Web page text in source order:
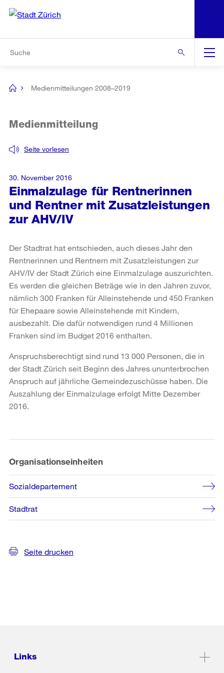
Navigation
[no
Medienmitteilungen 2008–2019
Einmalzulage für Rentnerinnen
und Rentner mit Zusatzleistungen
zur AHV/IV
Seite vorlesen
Medienmitteilung
30. November 2016
Der Stadtrat hat entschieden, auch dieses Jahr den
Rentnerinnen und Rentnern mit Zusatzleistungen zur
AHV/IV der Stadt Zürich eine Einmalzulage auszurichten.
Es werden die gleichen Beträge wie in den Jahren zuvor,
nämlich 300 Franken für Alleinstehende und 450 Franken
für Ehepaare sowie Alleinstehende mit Kindern,
ausbezahlt. Die dafür notwendigen rund 4 Millionen
Franken sind im Budget 2016 enthalten.
Anspruchsberechtigt sind rund 13 000 Personen, die in
der Stadt Zürich seit Beginn des Jahres ununterbrochen
Anspruch auf jährliche Gemeindezuschüsse haben. Die
Auszahlung der Einmalzulage erfolgt Mitte Dezember
2016.
Organisationseinheiten
Sozialdepartement
Stadtrat
Seite drucken
Links